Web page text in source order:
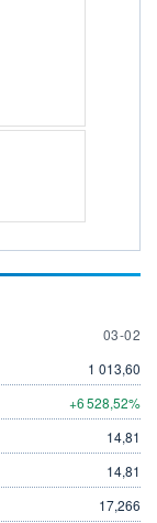
3
03-02
1 013,60
+6 528,52%
14,81
14,81
17,266